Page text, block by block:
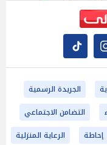
الجريدة الرسمية
التضامن الاجتماعي
إحاطة
الرعاية المنزلية